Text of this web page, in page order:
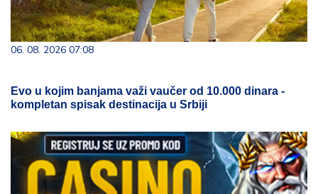
06. 08. 2026 07:08
Evo u kojim banjama važi vaučer od 10.000 dinara -
kompletan spisak destinacija u Srbiji